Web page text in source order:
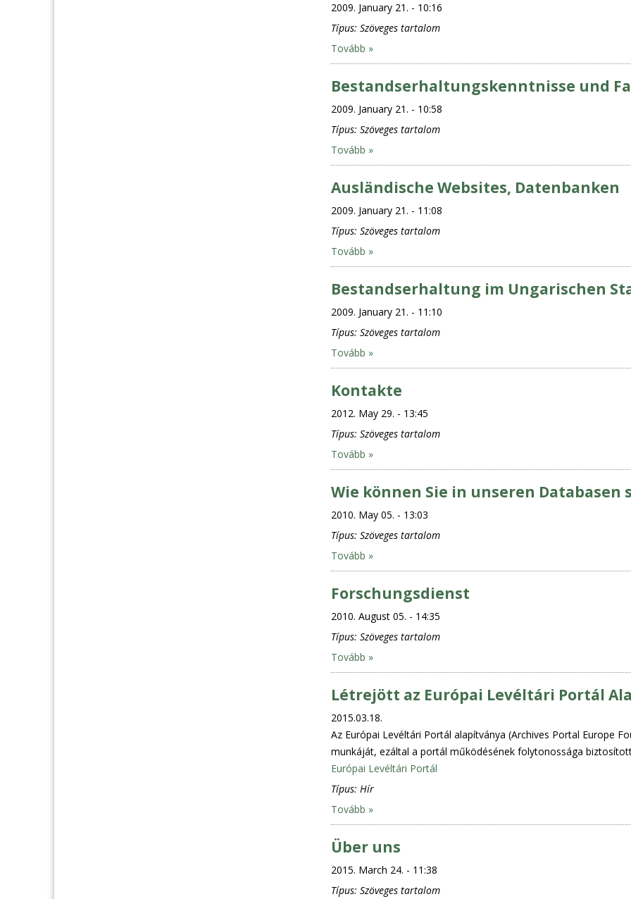
2009. January 21. - 10:16
Típus: Szöveges tartalom
Tovább »
Bestandserhaltungskenntnisse und
2009. January 21. - 10:58
Típus: Szöveges tartalom
Tovább »
Ausländische Websites, Datenbanken
2009. January 21. - 11:08
Típus: Szöveges tartalom
Tovább »
Bestandserhaltung im Ungarischen
2009. January 21. - 11:10
Típus: Szöveges tartalom
Tovább »
Kontakte
2012. May 29. - 13:45
Típus: Szöveges tartalom
Tovább »
Wie können Sie in unseren Databasen
2010. May 05. - 13:03
Típus: Szöveges tartalom
Tovább »
Forschungsdienst
2010. August 05. - 14:35
Típus: Szöveges tartalom
Tovább »
Létrejött az Európai Levéltári Portál
2015.03.18.
Az Európai Levéltári Portál alapítványa (Archives Portal Europe
munkáját, ezáltal a portál működésének folytonossága
Európai Levéltári Portál
Típus: Hír
Tovább »
Über uns
2015. March 24. - 11:38
Típus: Szöveges tartalom